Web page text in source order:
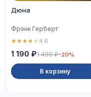
Дюна
Фрэнк Герберт
★★★★★4.6
1 190 ₽1 490 ₽-20%
В корзину